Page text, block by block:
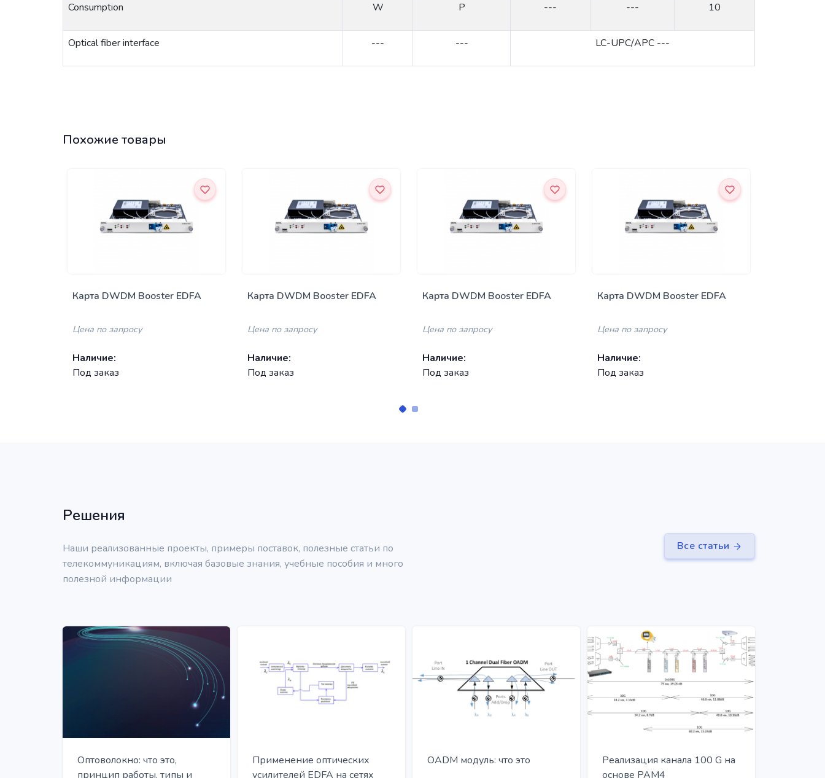
Consumption W P --- --- 10
Opticalfiberinterface --- --- LC-UPC/APC ---
Похожие товары
Карта DWDM Booster EDFA
мощность 17dBm, LC
Цена по запросу
Наличие:
Под заказ
Карта DWDM Booster EDFA
Цена по запросу
Наличие:
Под заказ
Карта DWDM Booster EDFA
(OBA20/Gxx)
Цена по запросу
Наличие:
Под заказ
Карта оптического усилителя
17dB, максимальная выходная
LC/UPC
Цена по запросу
Наличие:
Под заказ
Решения
Наши реализованные проекты, примеры поставок, полезные статьи по
телекоммуникациям, включая базовые знания, учебные пособия и много
полезной информации
Все статьи
Оптоволокно: что это,
принцип работы, типы и
Применение оптических
усилителей EDFA на сетях
OADM модуль: что это
Реализация канала 100 G на
основе PAM4